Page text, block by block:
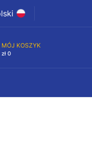
MÓJ KOSZYK
zł 0